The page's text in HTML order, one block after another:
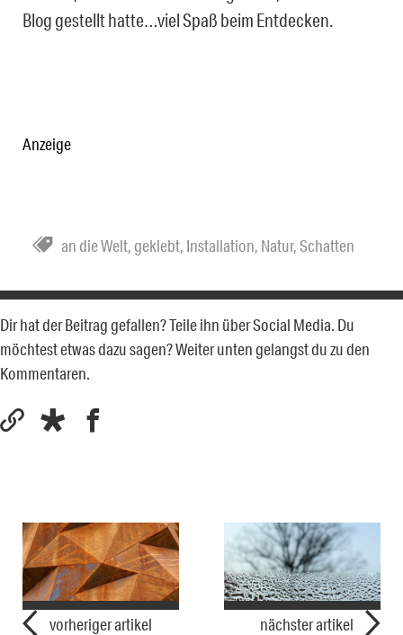
Blog gestellt hatte…viel Spaß beim Entdecken.
Anzeige
an die Welt, geklebt, Installation, Natur,Schatten
Dir hat der Beitrag gefallen? Teile ihn über Social Media. Du
möchtest etwas dazu sagen? Weiter unten gelangst du zu den
Kommentaren.
vorheriger artikel nächster artikel